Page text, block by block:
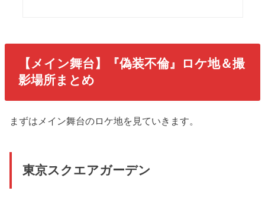
【メイン舞台】『偽装不倫』ロケ地＆撮
影場所まとめ
まずはメイン舞台のロケ地を見ていきます。
東京スクエアガーデン